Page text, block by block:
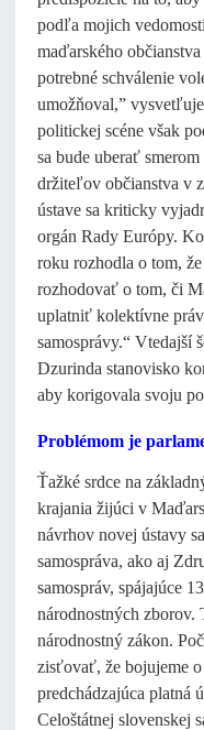
podľa mojich
maďarského
potrebné schválenie
umožňoval,”
politickej scéne však
sa bude uberať
držiteľov občianstva v
ústave sa kriticky
orgán Rady Európy.
roku rozhodla o tom,
rozhodovať o tom, či
uplatniť kolektívne
samosprávy.“ Vtedajší
Dzurinda stanovisko
aby korigovala svoju
Problémom je
Ťažké srdce na
krajania žijúci v
návrhov novej ústavy
samospráva, ako aj
samospráv, spájajúce
národnostných zborov.
národnostný zákon.
zisťovať, že bojujeme
predchádzajúca platná
Celoštátnej slovenskej